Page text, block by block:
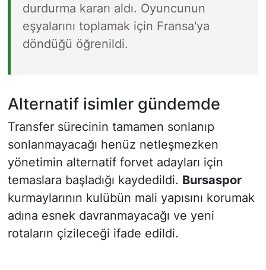
durdurma kararı aldı. Oyuncunun
eşyalarını toplamak için Fransa'ya
döndüğü öğrenildi.
Alternatif isimler gündemde
Transfer sürecinin tamamen sonlanıp
sonlanmayacağı henüz netleşmezken
yönetimin alternatif forvet adayları için
temaslara başladığı kaydedildi. Bursaspor
kurmaylarının kulübün mali yapısını korumak
adına esnek davranmayacağı ve yeni
rotaların çizileceği ifade edildi.